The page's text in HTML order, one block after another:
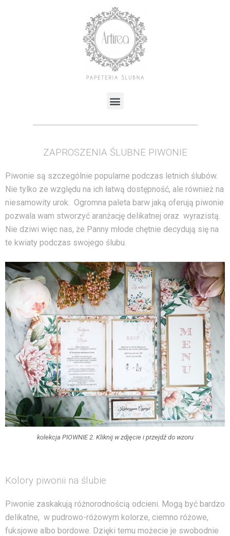
ZAPROSZENIA ŚLUBNE PIWONIE
Piwonie są szczególnie popularne podczas letnich ślubów.
Nie tylko ze względu na ich łatwą dostępność, ale również na
niesamowity urok. Ogromna paleta barw jaką oferują piwonie
pozwala wam stworzyć aranżację delikatnej oraz wyrazistą.
Nie dziwi więc nas, że Panny młode chętnie decydują się na
te kwiaty podczas swojego ślubu.
kolekcja PIOWNIE 2. Kliknij w zdjęcie i przejdź do wzoru
Kolory piwonii na ślubie
Piwonie zaskakują różnorodnością odcieni. Mogą być bardzo
delikatne, w pudrowo-różowym kolorze, ciemno różowe,
fuksjowe albo bordowe. Dzięki temu możecie je swobodnie